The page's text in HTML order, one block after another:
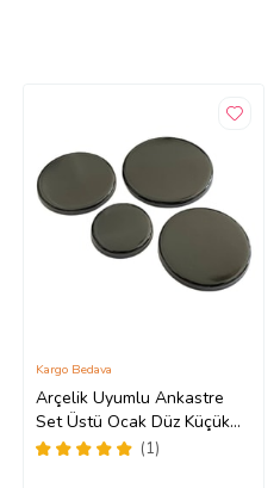
Arçelik Uyumlu Ankastre
Set Üstü Ocak Düz Küçük
Kapak Takımı 1 Set (Gri)
(1)
Kargo Bedava